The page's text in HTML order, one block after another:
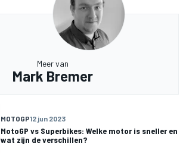
Meer van
Mark Bremer
MOTOGP12 jun 2023
MotoGP vs Superbikes: Welke motor is sneller en
wat zijn de verschillen?